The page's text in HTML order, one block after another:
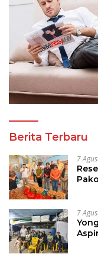
Berita Terbaru
7
7